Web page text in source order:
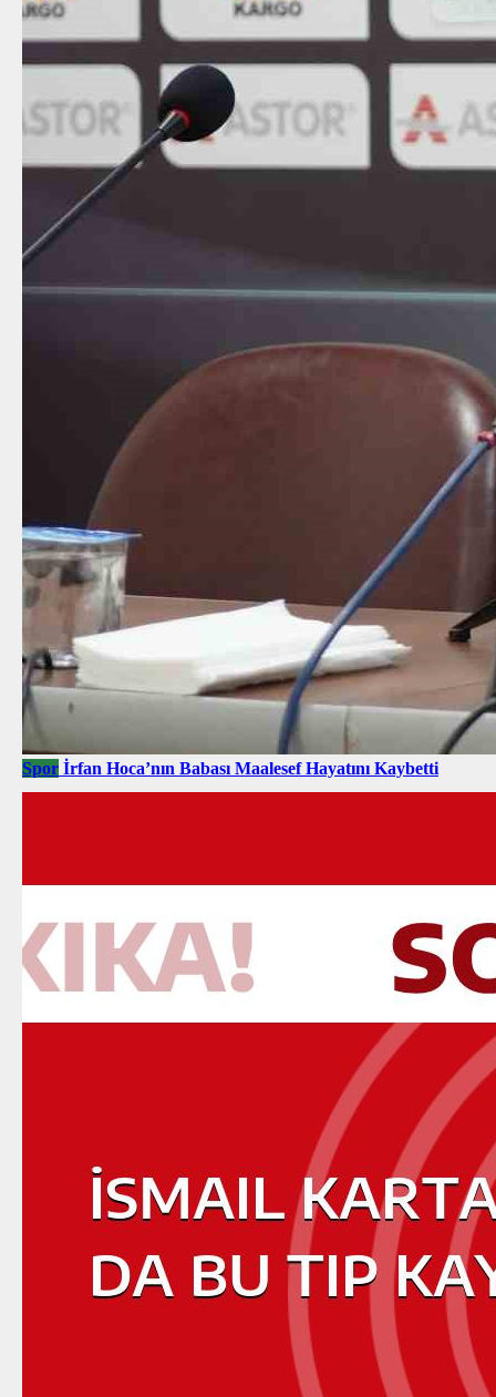
Spor İrfan Hoca’nın Babası Maalesef Hayatını Kaybetti